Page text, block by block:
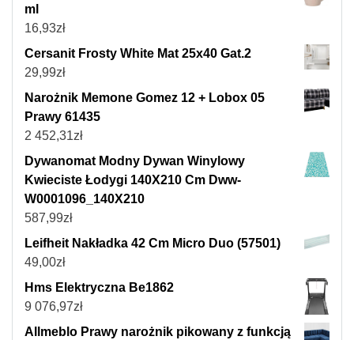
ml
16,93zł
Cersanit Frosty White Mat 25x40 Gat.2
29,99zł
Narożnik Memone Gomez 12 + Lobox 05
Prawy 61435
2 452,31zł
Dywanomat Modny Dywan Winylowy
Kwieciste Łodygi 140X210 Cm Dww-
W0001096_140X210
587,99zł
Leifheit Nakładka 42 Cm Micro Duo (57501)
49,00zł
Hms Elektryczna Be1862
9 076,97zł
Allmeblo Prawy narożnik pikowany z funkcją